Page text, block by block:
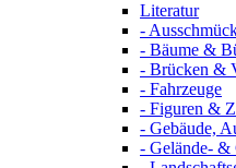
Literatur
-
- Bäume &
- Brücken &
- Fahrzeuge
- Figuren &
- Gebäude,
- Gelände- &